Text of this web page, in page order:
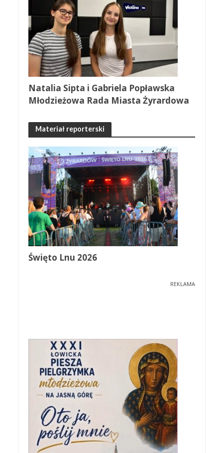
Natalia Sipta i Gabriela Popławska
Młodzieżowa Rada Miasta Żyrardowa
Materiał reporterski
Święto Lnu 2026
REKLAMA